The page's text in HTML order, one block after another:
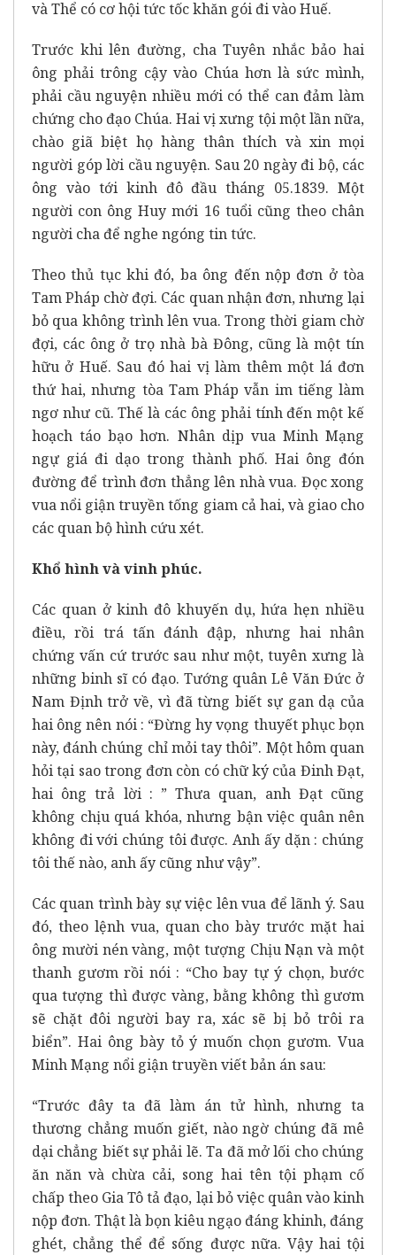
và Thể có cơ hội tức tốc khăn gói đi vào Huế.
Trước khi lên đường, cha Tuyên nhắc bảo hai
ông phải trông cậy vào Chúa hơn là sức mình,
phải cầu nguyện nhiều mới có thể can đảm làm
chứng cho đạo Chúa. Hai vị xưng tội một lần nữa,
chào giã biệt họ hàng thân thích và xin mọi
người góp lời cầu nguyện. Sau 20 ngày đi bộ, các
ông vào tới kinh đô đầu tháng 05.1839. Một
người con ông Huy mới 16 tuổi cũng theo chân
người cha để nghe ngóng tin tức.
Theo thủ tục khi đó, ba ông đến nộp đơn ở tòa
Tam Pháp chờ đợi. Các quan nhận đơn, nhưng lại
bỏ qua không trình lên vua. Trong thời giam chờ
đợi, các ông ở trọ nhà bà Đông, cũng là một tín
hữu ở Huế. Sau đó hai vị làm thêm một lá đơn
thứ hai, nhưng tòa Tam Pháp vẫn im tiếng làm
ngơ như cũ. Thế là các ông phải tính đến một kế
hoạch táo bạo hơn. Nhân dịp vua Minh Mạng
ngự giá đi dạo trong thành phố. Hai ông đón
đường để trình đơn thẳng lên nhà vua. Đọc xong
vua nổi giận truyền tống giam cả hai, và giao cho
các quan bộ hình cứu xét.
Khổ hình và vinh phúc.
Các quan ở kinh đô khuyến dụ, hứa hẹn nhiều
điều, rồi trá tấn đánh đập, nhưng hai nhân
chứng vấn cứ trước sau như một, tuyên xưng là
những binh sĩ có đạo. Tướng quân Lê Văn Đức ở
Nam Định trở về, vì đã từng biết sự gan dạ của
hai ông nên nói : “Đừng hy vọng thuyết phục bọn
này, đánh chúng chỉ mỏi tay thôi”. Một hôm quan
hỏi tại sao trong đơn còn có chữ ký của Đinh Đạt,
hai ông trả lời : ” Thưa quan, anh Đạt cũng
không chịu quá khóa, nhưng bận việc quân nên
không đi với chúng tôi được. Anh ấy dặn : chúng
tôi thế nào, anh ấy cũng như vậy”.
Các quan trình bày sự việc lên vua để lãnh ý. Sau
đó, theo lệnh vua, quan cho bày trước mặt hai
ông mười nén vàng, một tượng Chịu Nạn và một
thanh gươm rồi nói : “Cho bay tự ý chọn, bước
qua tượng thì được vàng, bằng không thì gươm
sẽ chặt đôi người bay ra, xác sẽ bị bỏ trôi ra
biển”. Hai ông bày tỏ ý muốn chọn gươm. Vua
Minh Mạng nổi giận truyền viết bản án sau:
“Trước đây ta đã làm án tử hình, nhưng ta
thương chẳng muốn giết, nào ngờ chúng đã mê
dại chẳng biết sự phải lẽ. Ta đã mở lối cho chúng
ăn năn và chừa cải, song hai tên tội phạm cố
chấp theo Gia Tô tả đạo, lại bỏ việc quân vào kinh
nộp đơn. Thật là bọn kiêu ngạo đáng khinh, đáng
ghét, chẳng thể để sống được nữa. Vậy hai tội